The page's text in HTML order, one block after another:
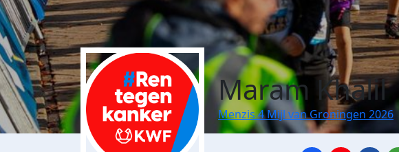
Maram Khalil
Menzis 4 Mijl van Groningen 2026